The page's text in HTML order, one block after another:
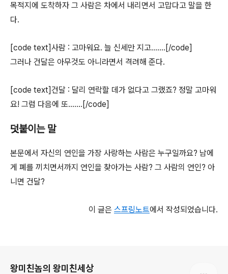
목적지에 도착하자 그 사람은 차에서 내리면서 고맙다고 말을 한
다.
[code text]사람 : 고마워요. 늘 신세만 지고…….[/code]
그러나 건달은 아무것도 아니라면서 격려해 준다.
[code text]건달 : 달리 연락할 데가 없다고 그랬죠? 정말 고마워
요! 그럼 다음에 또…….[/code]
덧붙이는 말
본문에서 자신의 연인을 가장 사랑하는 사람은 누구일까요? 남에
게 폐를 끼치면서까지 연인을 찾아가는 사람? 그 사람의 연인? 아
니면 건달?
이 글은 스프링노트에서 작성되었습니다.
왕미친놈의 왕미친세상